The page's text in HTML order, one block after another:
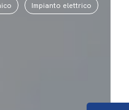
Impianto elettrico